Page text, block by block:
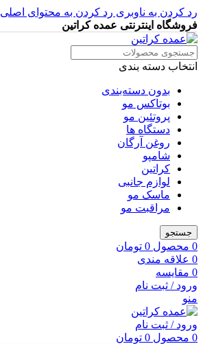
رد کردن به ناوبری رد کردن به محتوای اصلی
فروشگاه اینترنتی عمده کراتین
انتخاب دسته بندی
بدون دسته‌بندی
بوتاکس مو
پروتئین مو
دستگاه ها
روغن آرگان
شامپو
کراتین
لوازم جانبی
ماسک مو
مراقبت مو
جستجو
0 محصول 0 تومان
0 علاقه مندی
0 مقایسه
ورود / ثبت نام
منو
ورود / ثبت نام
0 محصول 0 تومان